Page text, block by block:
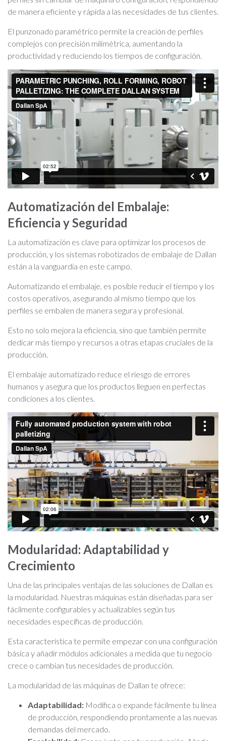
de manera eficiente y rápida a las necesidades de tus clientes.
El punzonado paramétrico permite la creación de perfiles
complejos con precisión milimétrica, aumentando la
productividad y reduciendo los tiempos de configuración.
Automatización del Embalaje:
Eficiencia y Seguridad
La automatización es clave para optimizar los procesos de
producción, y los sistemas robotizados de embalaje de Dallan
están a la vanguardia en este campo.
Automatizando el embalaje, es posible reducir el tiempo y los
costos operativos, asegurando al mismo tiempo que los
perfiles se embalen de manera segura y profesional.
Esto no solo mejora la eficiencia, sino que también permite
dedicar más tiempo y recursos a otras etapas cruciales de la
producción.
El embalaje automatizado reduce el riesgo de errores
humanos y asegura que los productos lleguen en perfectas
condiciones a los clientes.
Modularidad: Adaptabilidad y
Crecimiento
Una de las principales ventajas de las soluciones de Dallan es
la modularidad. Nuestras máquinas están diseñadas para ser
fácilmente configurables y actualizables según tus
necesidades específicas de producción.
Esta característica te permite empezar con una configuración
básica y añadir módulos adicionales a medida que tu negocio
crece o cambian tus necesidades de producción.
La modularidad de las máquinas de Dallan te ofrece:
Adaptabilidad: Modifica o expande fácilmente tu línea
de producción, respondiendo prontamente a las nuevas
demandas del mercado.